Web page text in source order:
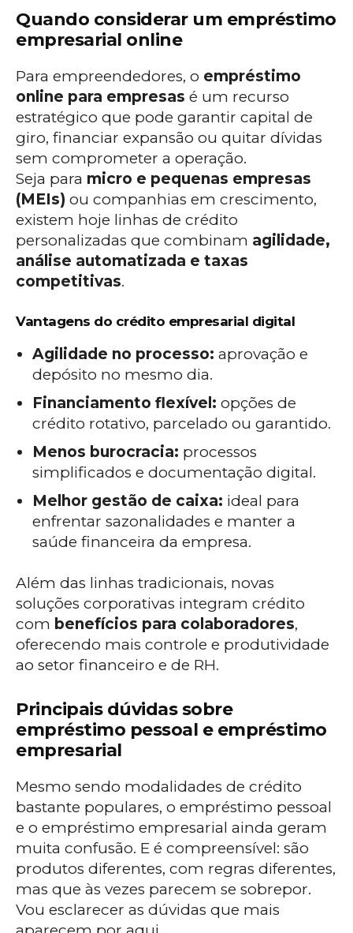
Quando considerar um empréstimo
empresarial online
Para empreendedores, o empréstimo
online para empresas é um recurso
estratégico que pode garantir capital de
giro, financiar expansão ou quitar dívidas
sem comprometer a operação.
Seja para micro e pequenas empresas
(MEIs) ou companhias em crescimento,
existem hoje linhas de crédito
personalizadas que combinam agilidade,
análise automatizada e taxas
competitivas.
Vantagens do crédito empresarial digital
Agilidade no processo: aprovação e
depósito no mesmo dia.
Financiamento flexível: opções de
crédito rotativo, parcelado ou garantido.
Menos burocracia: processos
simplificados e documentação digital.
Melhor gestão de caixa: ideal para
enfrentar sazonalidades e manter a
saúde financeira da empresa.
Além das linhas tradicionais, novas
soluções corporativas integram crédito
com benefícios para colaboradores,
oferecendo mais controle e produtividade
ao setor financeiro e de RH.
Principais dúvidas sobre
empréstimo pessoal e empréstimo
empresarial
Mesmo sendo modalidades de crédito
bastante populares, o empréstimo pessoal
e o empréstimo empresarial ainda geram
muita confusão. E é compreensível: são
produtos diferentes, com regras diferentes,
mas que às vezes parecem se sobrepor.
Vou esclarecer as dúvidas que mais